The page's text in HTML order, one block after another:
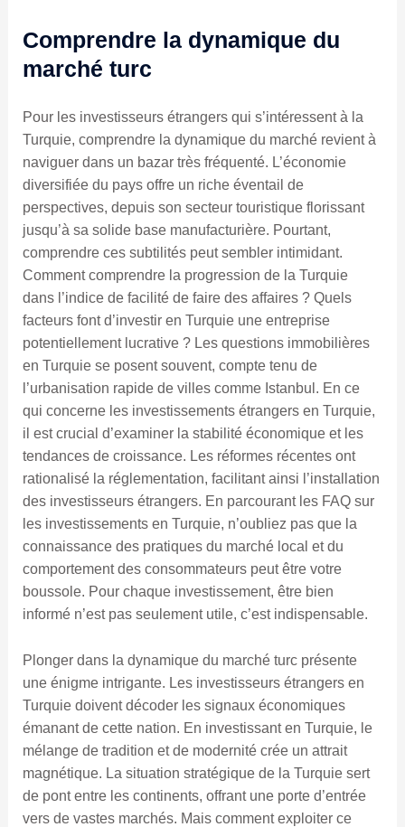
Comprendre la dynamique du
marché turc
Pour les investisseurs étrangers qui s’intéressent à la
Turquie, comprendre la dynamique du marché revient à
naviguer dans un bazar très fréquenté. L’économie
diversifiée du pays offre un riche éventail de
perspectives, depuis son secteur touristique florissant
jusqu’à sa solide base manufacturière. Pourtant,
comprendre ces subtilités peut sembler intimidant.
Comment comprendre la progression de la Turquie
dans l’indice de facilité de faire des affaires ? Quels
facteurs font d’investir en Turquie une entreprise
potentiellement lucrative ? Les questions immobilières
en Turquie se posent souvent, compte tenu de
l’urbanisation rapide de villes comme Istanbul. En ce
qui concerne les investissements étrangers en Turquie,
il est crucial d’examiner la stabilité économique et les
tendances de croissance. Les réformes récentes ont
rationalisé la réglementation, facilitant ainsi l’installation
des investisseurs étrangers. En parcourant les FAQ sur
les investissements en Turquie, n’oubliez pas que la
connaissance des pratiques du marché local et du
comportement des consommateurs peut être votre
boussole. Pour chaque investissement, être bien
informé n’est pas seulement utile, c’est indispensable.
Plonger dans la dynamique du marché turc présente
une énigme intrigante. Les investisseurs étrangers en
Turquie doivent décoder les signaux économiques
émanant de cette nation. En investissant en Turquie, le
mélange de tradition et de modernité crée un attrait
magnétique. La situation stratégique de la Turquie sert
de pont entre les continents, offrant une porte d’entrée
vers de vastes marchés. Mais comment exploiter ce